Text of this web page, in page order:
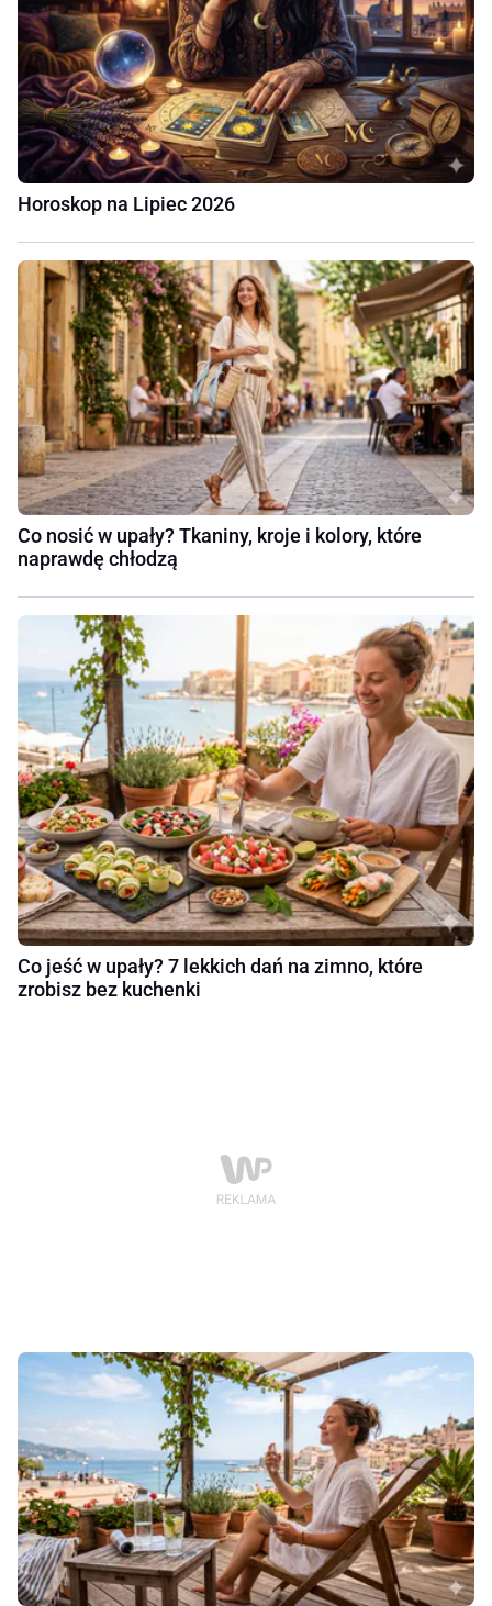
Horoskop na Lipiec 2026
Co nosić w upały? Tkaniny, kroje i kolory, które
naprawdę chłodzą
Co jeść w upały? 7 lekkich dań na zimno, które
zrobisz bez kuchenki